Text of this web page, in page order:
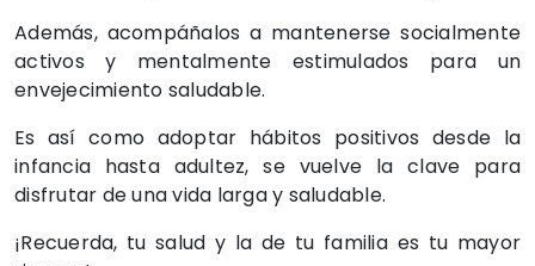
Además, acompáñalos a mantenerse socialmente
activos y mentalmente estimulados para un
envejecimiento saludable.
Es así como adoptar hábitos positivos desde la
infancia hasta adultez, se vuelve la clave para
disfrutar de una vida larga y saludable.
¡Recuerda, tu salud y la de tu familia es tu mayor